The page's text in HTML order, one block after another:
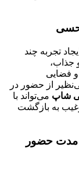
حسی
تجربه چند
جذاب،
و فضایی
از حضور در
شاپ می‌تواند با
به بازگشت
مدت حضور